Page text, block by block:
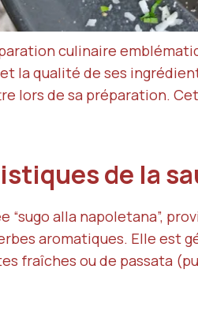
culinaire
la qualité de ses
lors de sa préparation.
de la
“sugo alla napoletana”,
aromatiques. Elle
fraîches ou de passata